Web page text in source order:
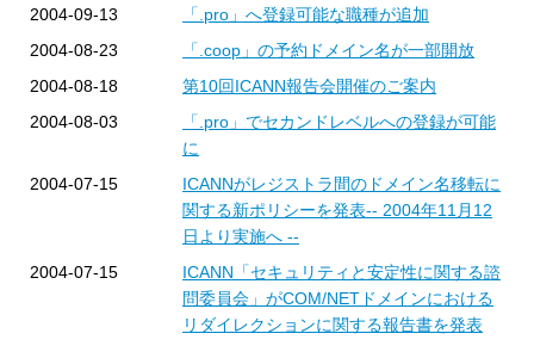
2004-09-13
「.pro」へ登録可能な職種が追加
2004-08-23
「.coop」の予約ドメイン名が一部開放
2004-08-18
第10回ICANN報告会開催のご案内
2004-08-03
「.pro」でセカンドレベルへの登録が可能
に
2004-07-15
ICANNがレジストラ間のドメイン名移転に
関する新ポリシーを発表-- 2004年11月12
日より実施へ --
2004-07-15
ICANN「セキュリティと安定性に関する諮
問委員会」がCOM/NETドメインにおける
リダイレクションに関する報告書を発表